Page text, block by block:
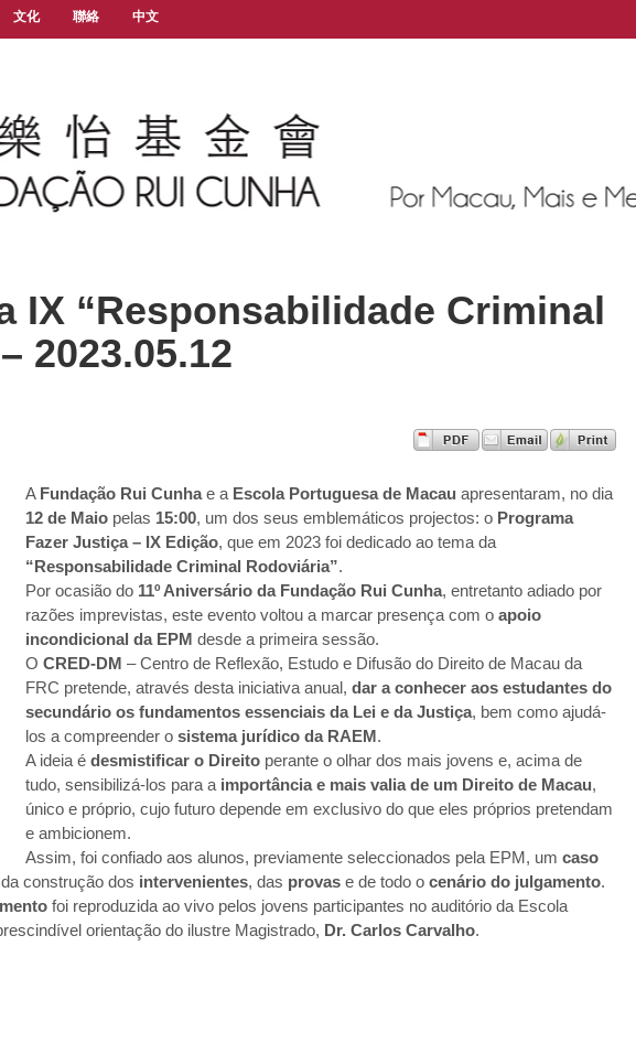
文化 聯絡 中文
IX “Responsabilidade Criminal
2023.05.12
A Fundação Rui Cunhae a Escola Portuguesa de Macau apresentaram, no dia
12 de Maio pelas 15:00, um dos seus emblemáticos projectos: o Programa
Fazer Justiça – IX Edição, que em 2023 foi dedicado ao tema da
“Responsabilidade Criminal Rodoviária”.
Por ocasião do 11º Aniversário da Fundação Rui Cunha, entretanto adiado por
razões imprevistas, este evento voltou a marcar presença com oapoio
incondicional da EPM desde a primeira sessão.
OCRED-DM – Centro de Reflexão, Estudo e Difusão do Direito de Macau da
FRC pretende, através desta iniciativa anual,dar a conhecer aos estudantes do
secundário os fundamentos essenciais da Lei e da Justiça, bem como ajudá-
los a compreender osistema jurídico da RAEM.
A ideia édesmistificar o Direito perante o olhar dos mais jovens e, acima de
tudo, sensibilizá-los para a importância e mais valia de um Direito de Macau,
único e próprio, cujo futuro depende em exclusivo do que eles próprios pretendam
e ambicionem.
Assim, foi confiado aos alunos, previamente seleccionados pela EPM, umcaso
construção dos intervenientes, das provas e de todo o cenário do julgamento.
foi reproduzida ao vivo pelos jovens participantes no auditório da Escola
orientação do ilustre Magistrado, Dr. Carlos Carvalho.